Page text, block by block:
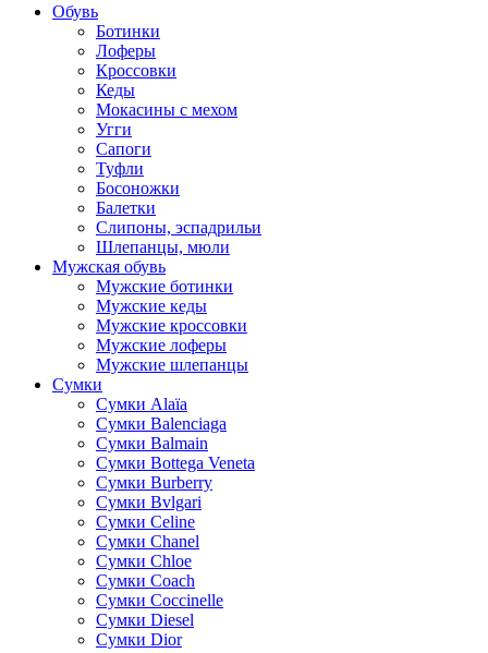
Обувь
Ботинки
Лоферы
Кроссовки
Кеды
Мокасины с мехом
Угги
Сапоги
Туфли
Босоножки
Балетки
Слипоны, эспадрильи
Шлепанцы, мюли
Мужская обувь
Мужские ботинки
Мужские кеды
Мужские кроссовки
Мужские лоферы
Мужские шлепанцы
Сумки
Cумки Alaïa
Сумки Balenciaga
Сумки Balmain
Сумки Bottega Veneta
Сумки Burberry
Сумки Bvlgari
Сумки Celine
Сумки Chanel
Сумки Chloe
Сумки Coach
Сумки Coccinelle
Сумки Diesel
Сумки Dior